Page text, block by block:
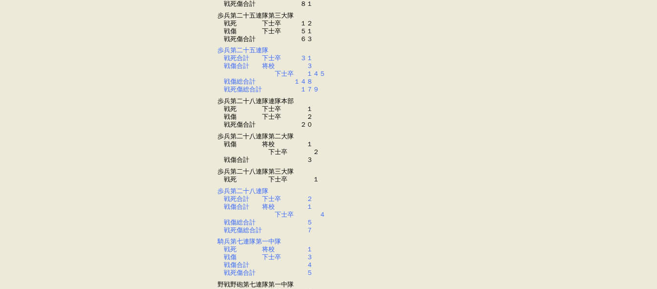
戦死傷合計 ８１
歩兵第二十五連隊第三大隊
戦死 下士卒 １２
戦傷 下士卒 ５１
戦死傷合計 ６３
歩兵第二十五連隊
戦死合計 下士卒 ３１
戦傷合計 将校 ３
下士卒 １４５
戦傷総合計 １４８
戦死傷総合計 １７９
歩兵第二十八連隊連隊本部
戦死 下士卒 １
戦傷 下士卒 ２
戦死傷合計 ２０
歩兵第二十八連隊第二大隊
戦傷 将校 １
下士卒 ２
戦傷合計 ３
歩兵第二十八連隊第三大隊
戦死 下士卒 １
歩兵第二十八連隊
戦死合計 下士卒 ２
戦傷合計 将校 １
下士卒 ４
戦傷総合計 ５
戦死傷総合計 ７
騎兵第七連隊第一中隊
戦死 将校 １
戦傷 下士卒 ３
戦傷合計 ４
戦死傷合計 ５
野戦野砲第七連隊第一中隊